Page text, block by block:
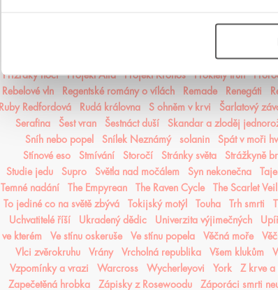
Panovo znamení
Pozorovatelka Prázdné
Přízraky noci
Projekt Alfa Projekt Kronos Prokletý trůn
Rebelové vln
Regentské romány o vílách Remade Renegáti
Ruby Redfordová
Rudá královna S ohněm v krvi Šarlatový
Serafina
Šest vran Šestnáct duší Skandar a zloděj
Sníh nebo popel
Snílek Neznámý solanin Spát v moři
Stínové eso
Stmívání Storočí Stránky světa Strážkyně
Studie jedu
Supro Světla nad močálem Syn nekonečna
Temné nadání
The Empyrean The Raven Cycle The Scarlet Veil
To jediné co na světě zbývá
Tokijský motýl Touha Trh smrti
Uchvatitelé říší
Ukradený dědic Univerzita výjimečných
ve kterém
Ve stínu oskeruše Ve stínu popela Věčná moře
Vlci zvěrokruhu
Vrány Vrcholná republika Všem klukům
Vzpomínky a vrazi
Warcross Wycherleyovi York Z krve a
Zapečetěná hrobka
Zápisky z Rosewoodu Záporáci smrti